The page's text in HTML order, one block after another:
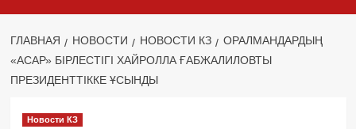
ГЛАВНАЯ НОВОСТИ НОВОСТИ КЗ
ОРАЛМАНДАРДЫҢ
«АСАР» БІРЛЕСТІГІ ХАЙРОЛЛА ҒАБЖАЛИЛОВТЫ
ПРЕЗИДЕНТТІККЕ ҰСЫНДЫ
Новости КЗ